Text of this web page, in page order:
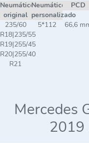
Neumático
original
Neumático
personalizado
PCD
235/60
R18|235/55
R19|255/45
R20|255/40
R21
5*112 66,6
Mercedes